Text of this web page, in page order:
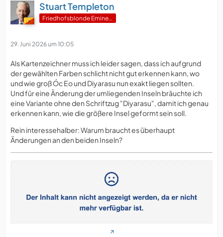
Stuart Templeton
Friedhofsblonde Eminenz
29. Juni 2026 um 10:05
Als Kartenzeichner muss ich leider sagen, dass ich aufgrund
der gewählten Farben schlicht nicht gut erkennen kann, wo
und wie groß Óc Eo und Diyarasu nun exakt liegen sollten.
Und für eine Änderung der umliegenden Inseln bräuchte ich
eine Variante ohne den Schriftzug "Diyarasu", damit ich genau
erkennen kann, wie die größere Insel geformt sein soll.
Rein interessehalber: Warum braucht es überhaupt
Änderungen an den beiden Inseln?